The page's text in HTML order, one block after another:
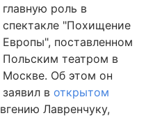
главную роль в
спектакле "Похищение
Европы", поставленном
Польским театром в
Москве. Об этом он
заявил в открытом
Лавренчуку,